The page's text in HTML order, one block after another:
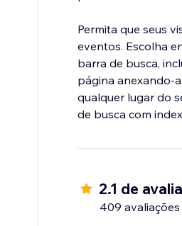
Permita que seus
eventos. Escolha
barra de busca,
página anexando-
qualquer lugar do
de busca com
2.1 de
409 avaliações